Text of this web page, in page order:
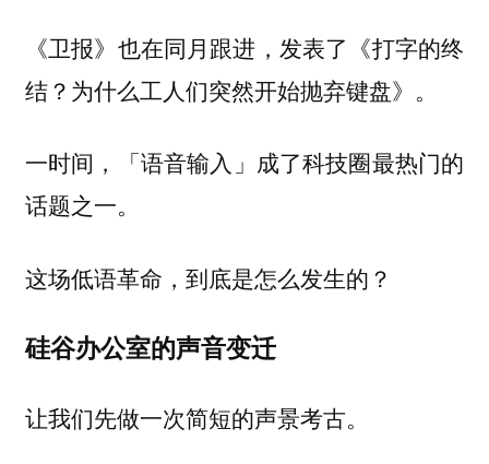
《卫报》也在同月跟进，发表了《打字的终
结？为什么工人们突然开始抛弃键盘》。
一时间，「语音输入 」成了科技圈最热门的
话题之一。
这场低语革命，到底是怎么发生的？
硅谷办公室的声音变迁
让我们先做一次简短的声景考古。